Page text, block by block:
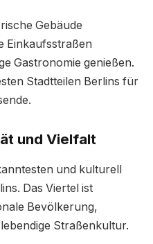
Gebäude
Einkaufsstraßen
Gastronomie genießen.
Stadtteilen Berlins für
und Vielfalt
und kulturell
Das Viertel ist
Bevölkerung,
Straßenkultur.